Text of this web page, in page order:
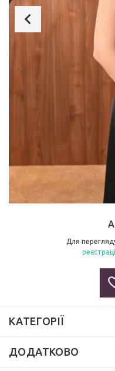
Для
КАТЕГОРІЇ
ДОДАТКОВО